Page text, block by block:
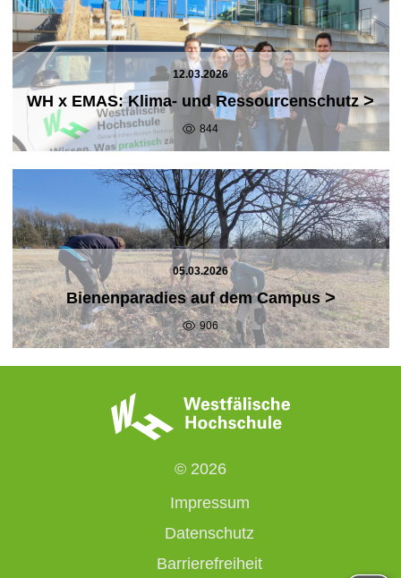
12.03.2026
WH x EMAS: Klima- und Ressourcenschutz>
844
05.03.2026
Bienenparadies auf dem Campus >
906
© 2026
Impressum
Datenschutz
Barrierefreiheit